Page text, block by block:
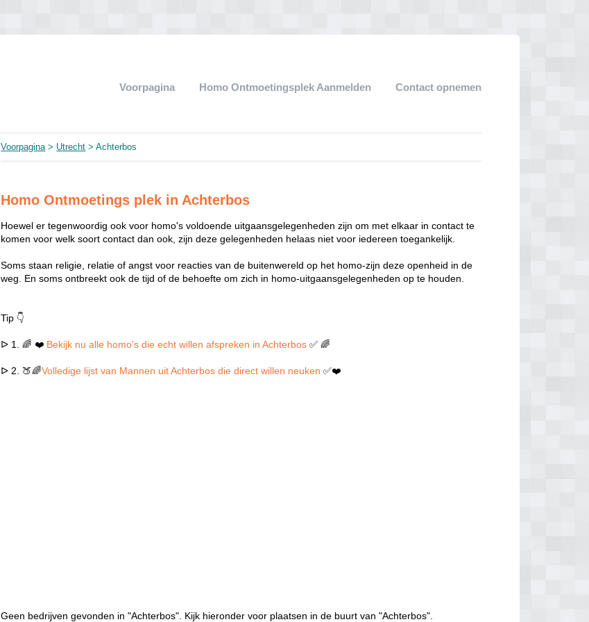
Voorpagina Homo Ontmoetingsplek Aanmelden Contact opnemen
Voorpagina> Utrecht > Achterbos
Homo Ontmoetings plek in Achterbos
Hoewel er tegenwoordig ook voor homo's voldoende uitgaansgelegenheden zijn om met elkaar in contact te
komen voor welk soort contact dan ook, zijn deze gelegenheden helaas niet voor iedereen toegankelijk.
Soms staan religie, relatie of angst voor reacties van de buitenwereld op het homo-zijn deze openheid in de
weg. En soms ontbreekt ook de tijd of de behoefte om zich in homo-uitgaansgelegenheden op te houden.
Tip 👇
ᐅ 1. 🌈 ❤️ Bekijk nu alle homo's die echt willen afspreken in Achterbos ✅ 🌈
ᐅ 2. 🍑🌈Volledige lijst van Mannen uit Achterbos die direct willen neuken✅❤️
Geen bedrijven gevonden in "Achterbos". Kijk hieronder voor plaatsen in de buurt van "Achterbos".